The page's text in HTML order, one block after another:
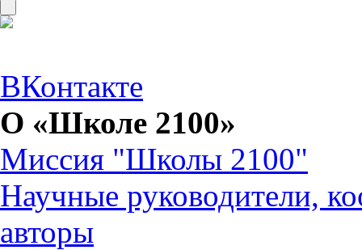
ВКонтакте
О «Школе 2100»
Миссия "Школы 2100"
Научные руководители,
авторы